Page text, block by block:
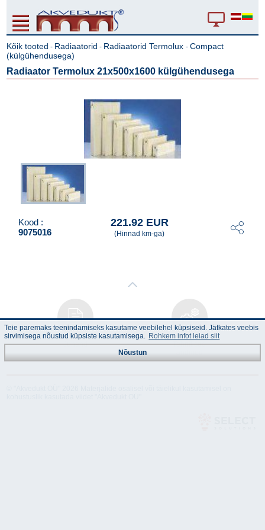
Kõik tooted - Radiaatorid - Radiaatorid Termolux-Compact
(külgühendusega)
Radiaator Termolux 21x500x1600 külgühendusega
Kood :
9075016
221.92 EUR
(Hinnad km-ga)
Juhend
Tehnilised
Teie paremaks teenindamiseks kasutame veebilehel küpsiseid. Jätkates veebis
sirvimisega nõustud küpsiste kasutamisega. Rohkem infot leiad siit
Nõustun